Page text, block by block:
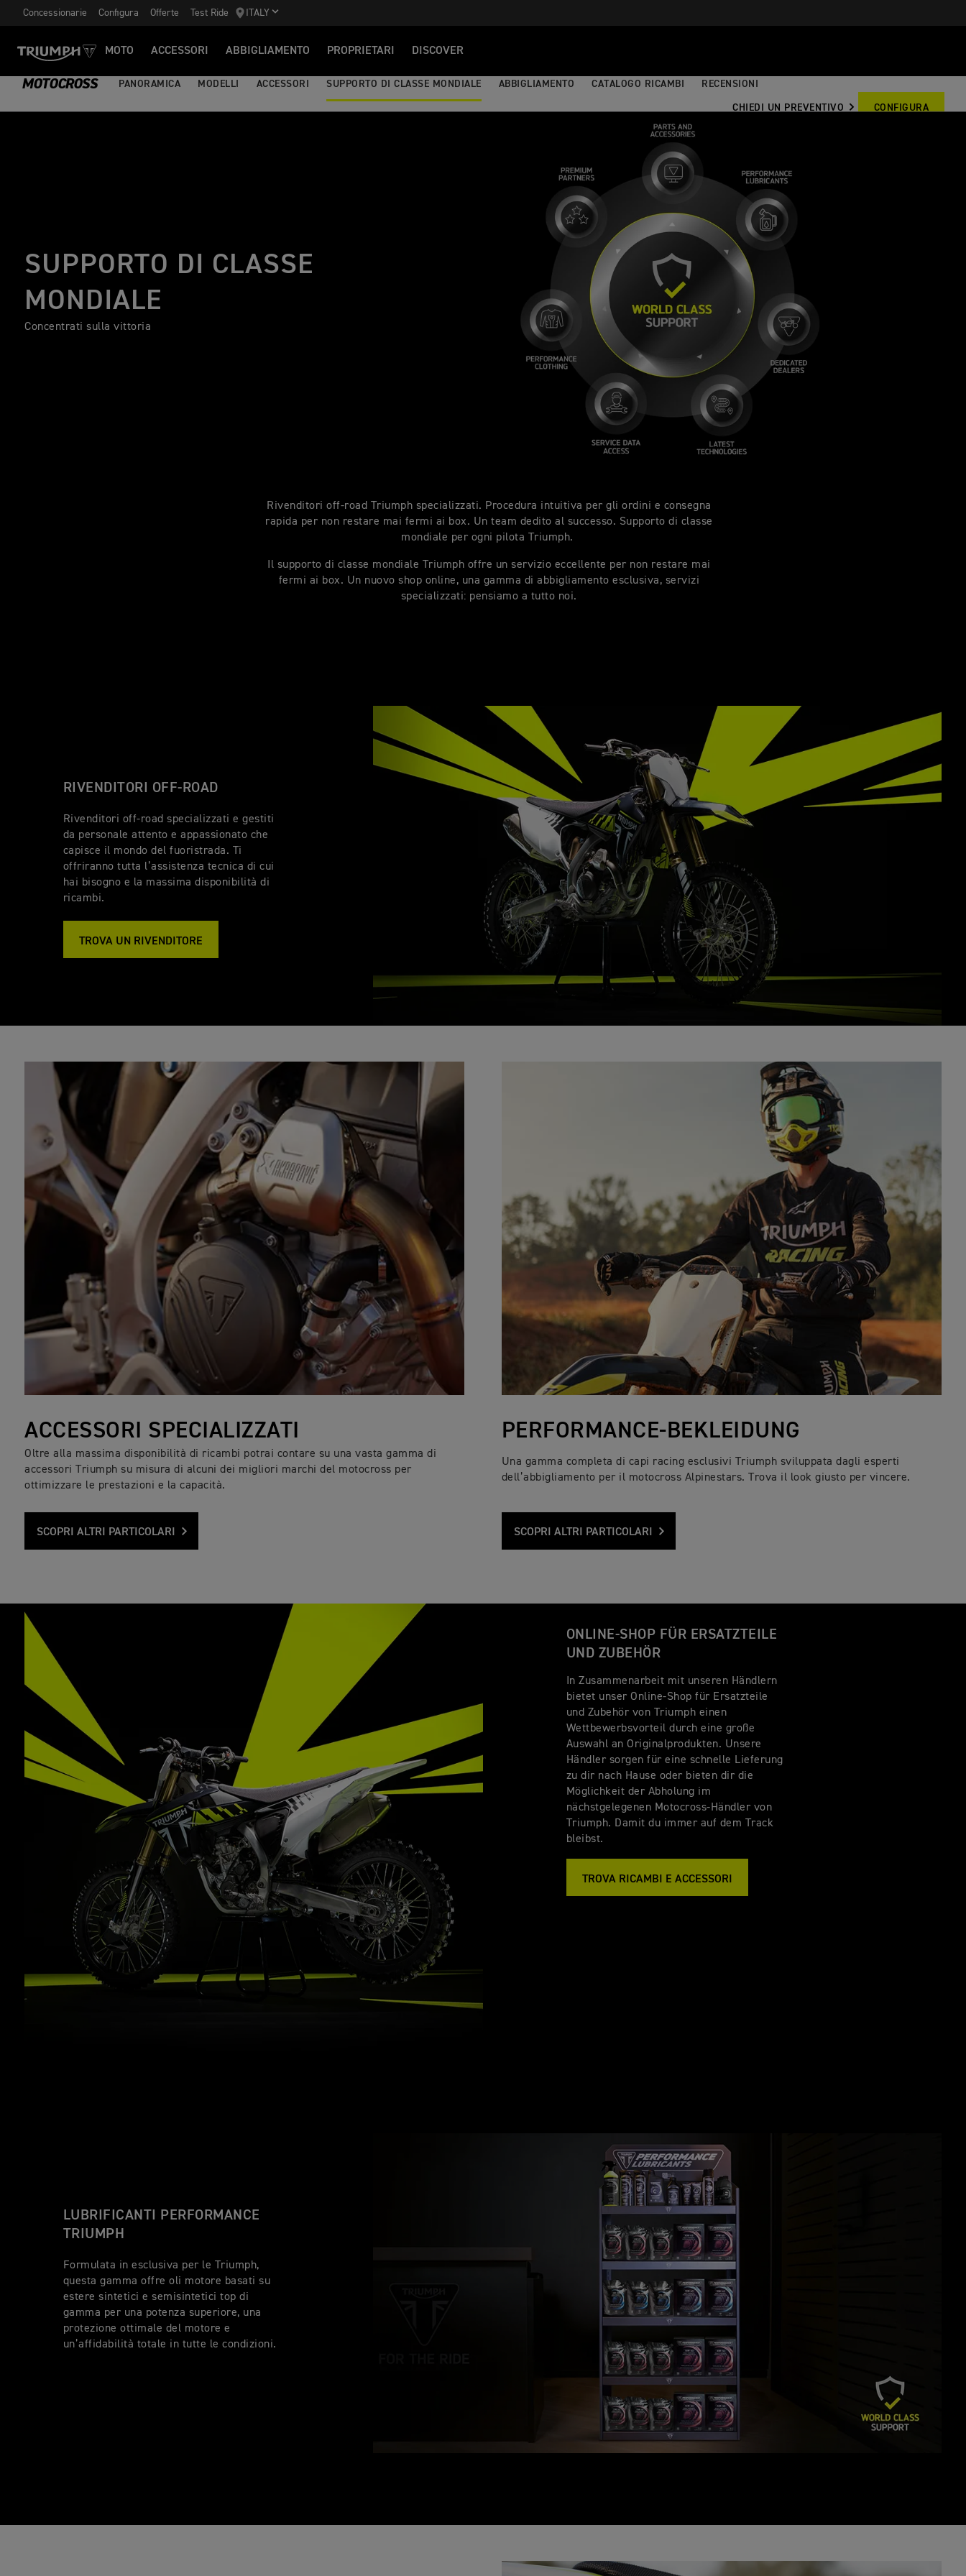
Concessionarie Configura Offerte Test Ride ITALY
MOTO ACCESSORI ABBIGLIAMENTO PROPRIETARI DISCOVER
MOTOCROSS PANORAMICA MODELLI ACCESSORI SUPPORTO DI CLASSE MONDIALE ABBIGLIAMENTO CATALOGO RICAMBI RECENSIONI
CHIEDI UN PREVENTIVO CONFIGURA
SUPPORTO DI CLASSE
MONDIALE
Concentrati sulla vittoria
Rivenditori off-road Triumph specializzati. Procedura intuitiva per gli ordini e consegna
rapida per non restare mai fermi ai box. Un team dedito al successo. Supporto di classe
mondiale per ogni pilota Triumph.
Il supporto di classe mondiale Triumph offre un servizio eccellente per non restare mai
fermi ai box. Un nuovo shop online, una gamma di abbigliamento esclusiva, servizi
specializzati: pensiamo a tutto noi.
RIVENDITORI OFF-ROAD
Rivenditori off-road specializzati e gestiti
da personale attento e appassionato che
capisce il mondo del fuoristrada. Ti
offriranno tutta l’assistenza tecnica di cui
hai bisogno e la massima disponibilità di
ricambi.
TROVA UN RIVENDITORE
ACCESSORI SPECIALIZZATI
Oltre alla massima disponibilità di ricambi potrai contare su una vasta gamma di
accessori Triumph su misura di alcuni dei migliori marchi del motocross per
ottimizzare le prestazioni e la capacità.
SCOPRI ALTRI PARTICOLARI
PERFORMANCE-BEKLEIDUNG
Una gamma completa di capi racing esclusivi Triumph sviluppata dagli esperti
dell’abbigliamento per il motocross Alpinestars. Trova il look giusto per vincere.
SCOPRI ALTRI PARTICOLARI
ONLINE-SHOP FÜR ERSATZTEILE
UND ZUBEHÖR
In Zusammenarbeit mit unseren Händlern
bietet unser Online-Shop für Ersatzteile
und Zubehör von Triumph einen
Wettbewerbsvorteil durch eine große
Auswahl an Originalprodukten. Unsere
Händler sorgen für eine schnelle Lieferung
zu dir nach Hause oder bieten dir die
Möglichkeit der Abholung im
nächstgelegenen Motocross-Händler von
Triumph. Damit du immer auf dem Track
bleibst.
TROVA RICAMBI E ACCESSORI
LUBRIFICANTI PERFORMANCE
TRIUMPH
Formulata in esclusiva per le Triumph,
questa gamma offre oli motore basati su
estere sintetici e semisintetici top di
gamma per una potenza superiore, una
protezione ottimale del motore e
un’affidabilità totale in tutte le condizioni.